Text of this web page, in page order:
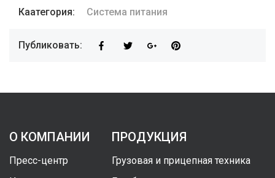
Каатегория: Система питания
Публиковать:
О КОМПАНИИ
Пресс-центр
ПРОДУКЦИЯ
Грузовая и прицепная техника